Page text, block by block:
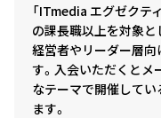
「ITmedia エグゼクテ
の課長職以上を対象と
経営者やリーダー層
す。入会いただくとメ
なテーマで開催してい
ます。